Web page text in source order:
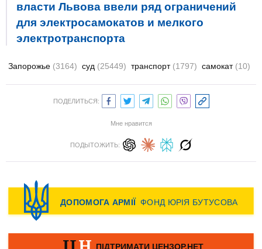
власти Львова ввели ряд ограничений
для электросамокатов и мелкого
электротранспорта
Запорожье (3164) суд (25449) транспорт (1797) самокат (10)
ПОДЕЛИТЬСЯ:
Мне нравится
ПОДЫТОЖИТЬ: